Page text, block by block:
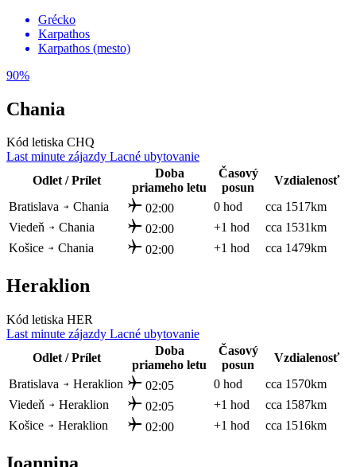
Grécko
Karpathos
Karpathos (mesto)
90%
Chania
Kód letiska CHQ
Last minute zájazdy Lacné ubytovanie
Odlet / Prílet
Doba
priameho letu
Časový
posun
Vzdialenosť
Bratislava
Chania 02:00 0 hod
cca 1517km
Viedeň
Chania 02:00 +1 hod
cca 1531km
Košice
Chania 02:00 +1 hod cca 1479km
Heraklion
Kód letiska HER
Last minute zájazdy Lacné ubytovanie
Odlet / Prílet
Doba
priameho letu
Časový
posun
Vzdialenosť
Bratislava
Heraklion 02:05 0 hod
cca 1570km
Viedeň
Heraklion 02:05 +1 hod
cca 1587km
Košice
Heraklion 02:00 +1 hod cca 1516km